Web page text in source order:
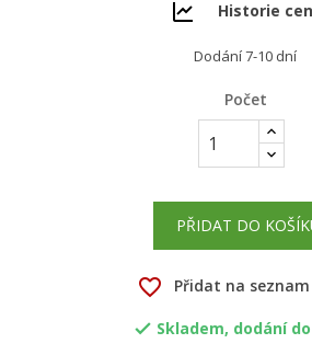
Historie
Dodání 7-10 dní
Počet
PŘIDAT DO
favorite_border Přidat na
 Skladem, dodání